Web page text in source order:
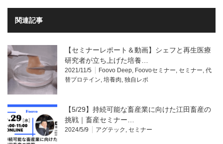
関連記事
【セミナーレポート＆動画】シェフと再生医療
研究者が立ち上げた培養…
2021/11/5 Foovo Deep, Foovoセミナー, セミナー, 代
替プロテイン, 培養肉, 独自レポ
【5/29】持続可能な畜産業に向けた江田畜産の
挑戦｜畜産セミナー…
2024/5/9 アグテック , セミナー